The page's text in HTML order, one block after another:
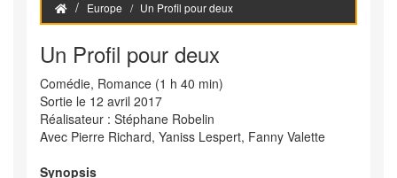
Europe Un Profil pour deux
Un Profil pour deux
Comédie, Romance (1 h 40 min)
Sortie le 12 avril 2017
Réalisateur : Stéphane Robelin
Avec Pierre Richard, Yaniss Lespert, Fanny Valette
Synopsis